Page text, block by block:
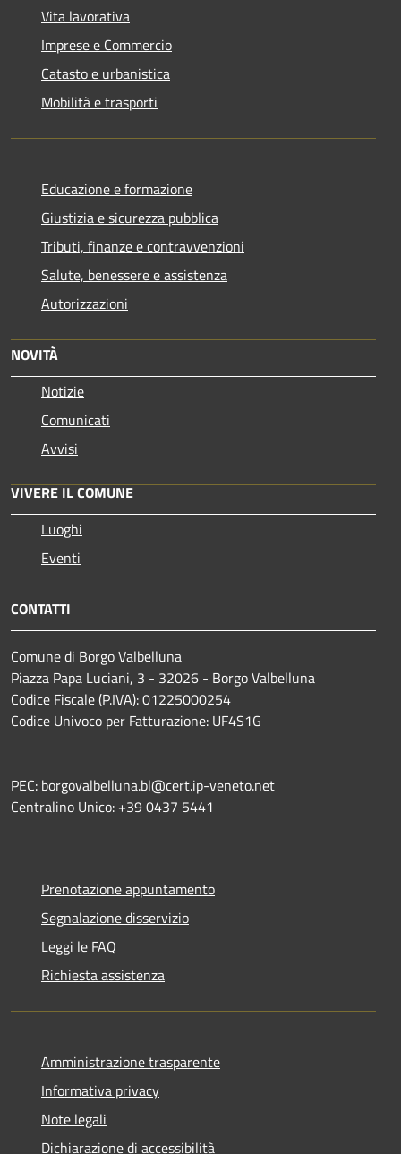
Vita lavorativa
Imprese e Commercio
Catasto e urbanistica
Mobilità e trasporti
Educazione e formazione
Giustizia e sicurezza pubblica
Tributi, finanze e contravvenzioni
Salute, benessere e assistenza
Autorizzazioni
NOVITÀ
Notizie
Comunicati
Avvisi
VIVERE IL COMUNE
Luoghi
Eventi
CONTATTI
Comune di Borgo Valbelluna
Piazza Papa Luciani, 3 - 32026 - Borgo Valbelluna
Codice Fiscale (P.IVA): 01225000254
Codice Univoco per Fatturazione: UF4S1G
PEC: borgovalbelluna.bl@cert.ip-veneto.net
Centralino Unico: +39 0437 5441
Prenotazione appuntamento
Segnalazione disservizio
Leggi le FAQ
Richiesta assistenza
Amministrazione trasparente
Informativa privacy
Note legali
Dichiarazione di accessibilità